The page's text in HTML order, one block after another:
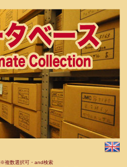
※複数選択可・and検索